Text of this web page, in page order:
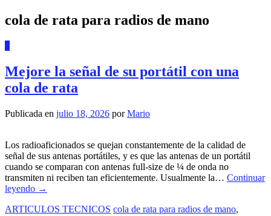
cola de rata para radios de mano
Mejore la señal de su portátil con una
cola de rata
Publicada en julio 18, 2026 porMario
Los radioaficionados se quejan constantemente de la calidad de
señal de sus antenas portátiles, y es que las antenas de un portátil
cuando se comparan con antenas full-size de ¼ de onda no
transmiten ni reciben tan eficientemente. Usualmente la… Continuar
leyendo →
ARTICULOS TECNICOS cola de rata para radios de mano,